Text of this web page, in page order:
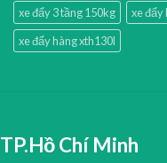
xe đẩy 3 tầng 150kg
xe đẩy
xe đẩy hàng xth130l
TP.Hồ Chí Minh